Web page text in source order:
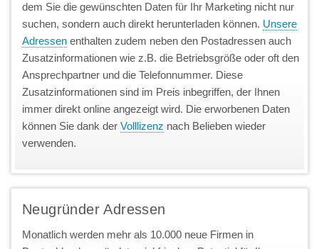
dem Sie die gewünschten Daten für Ihr Marketing nicht nur
suchen, sondern auch direkt herunterladen können. Unsere
Adressen enthalten zudem neben den Postadressen auch
Zusatzinformationen wie z.B. die Betriebsgröße oder oft den
Ansprechpartner und die Telefonnummer. Diese
Zusatzinformationen sind im Preis inbegriffen, der Ihnen
immer direkt online angezeigt wird. Die erworbenen Daten
können Sie dank der Volllizenz nach Belieben wieder
verwenden.
Neugründer Adressen
Monatlich werden mehr als 10.000 neue Firmen in